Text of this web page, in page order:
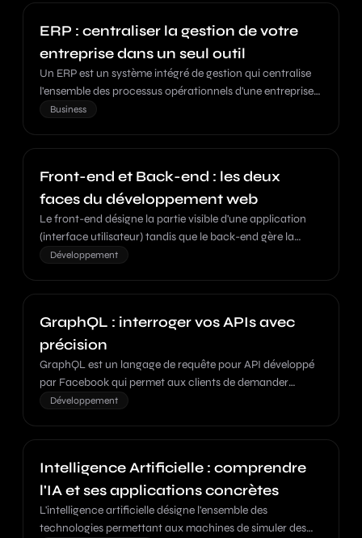
ERP : centraliser la gestion de votre
entreprise dans un seul outil
Un ERP est un système intégré de gestion qui centralise
l'ensemble des processus opérationnels d'une entreprise
dans une plateforme unique.
Business
Front-end et Back-end : les deux
faces du développement web
Le front-end désigne la partie visible d'une application
(interface utilisateur) tandis que le back-end gère la
logique métier, les données et le serveur.
Développement
GraphQL : interroger vos APIs avec
précision
GraphQL est un langage de requête pour API développé
par Facebook qui permet aux clients de demander
exactement les données dont ils ont besoin, ni plus ni
Développement
Intelligence Artificielle : comprendre
l'IA et ses applications concrètes
L'intelligence artificielle désigne l'ensemble des
technologies permettant aux machines de simuler des